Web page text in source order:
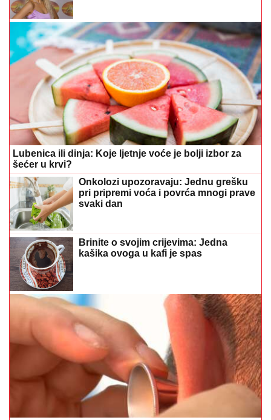
Lubenica ili dinja: Koje ljetnje voće je bolji izbor za
šećer u krvi?
Onkolozi upozoravaju: Jednu grešku
pri pripremi voća i povrća mnogi prave
svaki dan
Brinite o svojim crijevima: Jedna
kašika ovoga u kafi je spas